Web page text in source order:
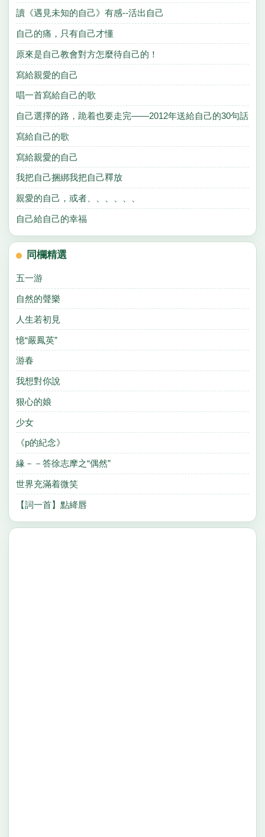
讀《遇見未知的自己》有感--活出自己
自己的痛，只有自己才懂
原來是自己教會對方怎麼待自己的！
寫給親愛的自己
唱一首寫給自己的歌
自己選擇的路，跪着也要走完——2012年送給自己的30句話
寫給自己的歌
寫給親愛的自己
我把自己捆綁我把自己釋放
親愛的自己，或者、、、、、、
自己給自己的幸福
同欄精選
五一游
自然的聲樂
人生若初見
憶“嚴鳳英”
游春
我想對你說
狠心的娘
少女
《p的紀念》
緣－－答徐志摩之“偶然”
世界充滿着微笑
【詞一首】點絳唇